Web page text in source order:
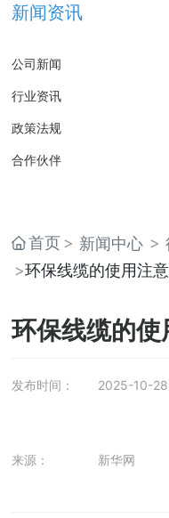
新闻资讯
公司新闻
行业资讯
政策法规
合作伙伴
首页 新闻中心
环保线缆的使用注
环保线缆的
发布时间： 2025-10-28
来源： 新华网